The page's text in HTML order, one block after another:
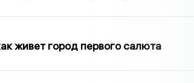
живет город первого салюта